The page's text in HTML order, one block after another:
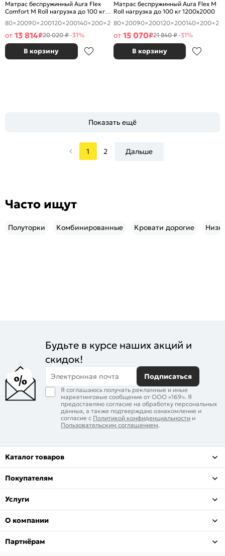
Матрас беспружинный Aura Flex
Comfort M Roll нагрузка до 100 кг
1200x2000
80×20090×200120×200140×200+2
от 13 814₽20 020 ₽-31%
В корзину
Матрас беспружинный Aura Flex M
Roll нагрузка до 100 кг 1200x2000
80×20090×200120×200140×200+2
от 15 070₽21 840 ₽-31%
В корзину
Показать ещё
1 2 Дальше
Часто ищут
Полуторки Комбинированные Кровати дорогие
Будьте в курсе наших акций и
скидок!
Электронная почта Подписаться
Я соглашаюсь получать рекламные и иные
маркетинговые сообщения от ООО «169». Я
предоставляю согласие на обработку персональных
данных, а также подтверждаю ознакомление и
согласие с Политикой конфиденциальности и
Пользовательским соглашением.
Каталог товаров
Покупателям
Услуги
О компании
Партнёрам